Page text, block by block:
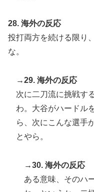
28. 海外の反応
投打両方を続ける限り
な。
→29. 海外の反応
次に二刀流に挑戦す
わ。大谷がハードル
ら、次にこんな選手
とやら。
→30. 海外の反応
ある意味、そのハ